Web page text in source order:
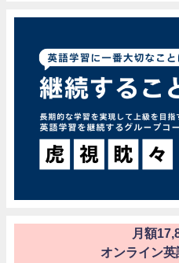
月額
オンライン